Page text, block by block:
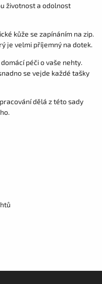
životnost a odolnost
kůže se zapínáním na zip.
je velmi příjemný na dotek.
péči o vaše nehty.
se vejde každé tašky
dělá z této sady